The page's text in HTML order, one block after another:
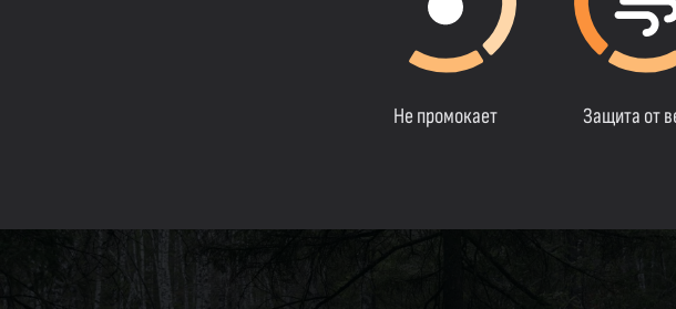
Не промокает Защита от